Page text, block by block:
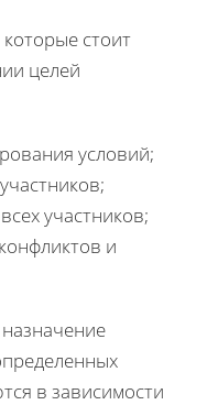
стоит
целей
условий;
участников;
и
в зависимости